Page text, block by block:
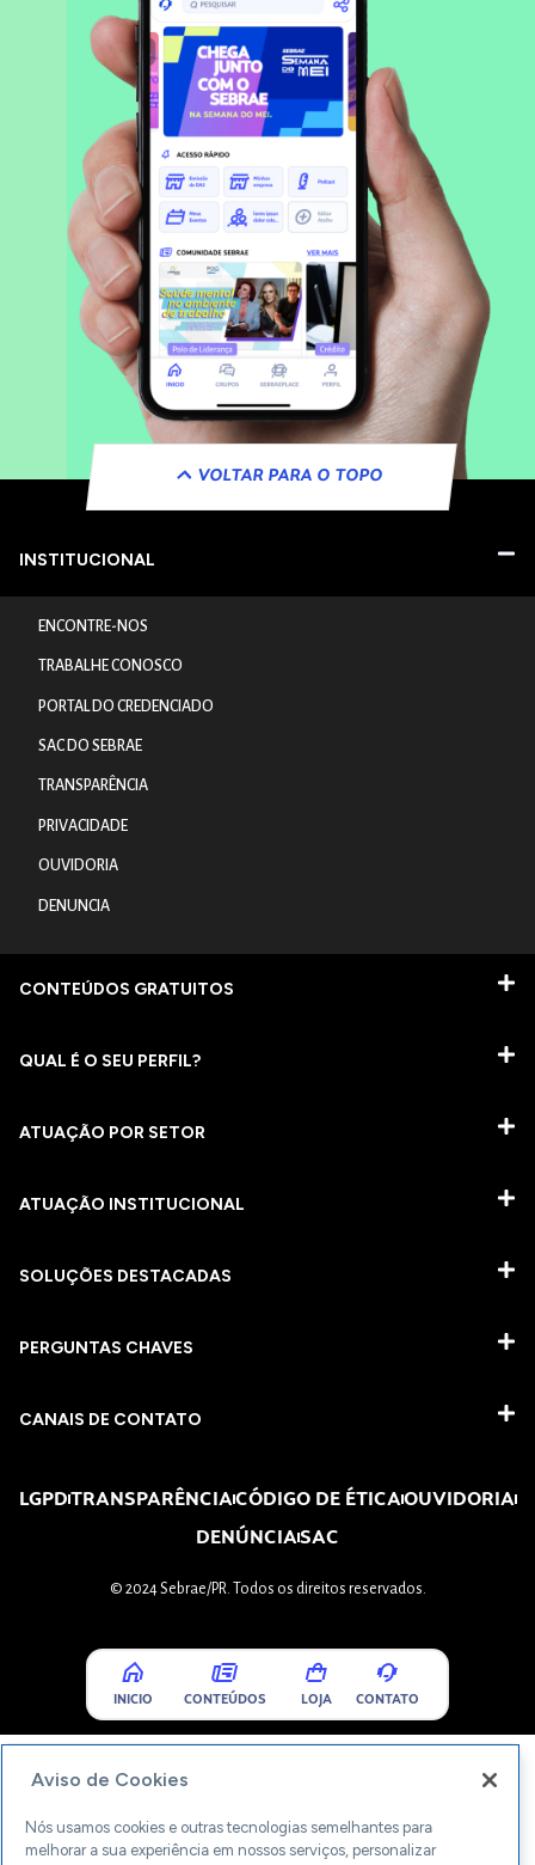
VOLTAR PARA O TOPO
INSTITUCIONAL
ENCONTRE-NOS
TRABALHE CONOSCO
PORTAL DO CREDENCIADO
SAC DO SEBRAE
TRANSPARÊNCIA
PRIVACIDADE
OUVIDORIA
DENUNCIA
CONTEÚDOS GRATUITOS
QUAL É O SEU PERFIL?
ATUAÇÃO POR SETOR
ATUAÇÃO INSTITUCIONAL
SOLUÇÕES DESTACADAS
PERGUNTAS CHAVES​
CANAIS DE CONTATO
LGPDTRANSPARÊNCIACÓDIGO DE ÉTICAOUVIDORIA
DENÚNCIASAC
© 2024 Sebrae/PR. Todos os direitos reservados.
INICIO CONTEÚDOS LOJA CONTATO
Aviso de Cookies
Nós usamos cookies e outras tecnologias semelhantes para
melhorar a sua experiência em nossos serviços, personalizar